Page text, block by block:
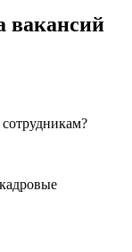
вакансий